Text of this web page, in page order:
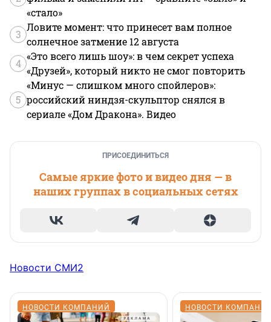
«стало»
3
Ловите момент: что принесет вам полное
солнечное затмение 12 августа
4
«Это всего лишь шоу»: в чем секрет успеха
«Друзей», который никто не смог повторить
5
«Минус — слишком много спойлеров»:
российский ниндзя-скульптор снялся в
сериале «Дом Дракона». Видео
ПРИСОЕДИНИТЬСЯ
Самые яркие фото и видео дня — в
наших группах в социальных сетях
Новости СМИ2
НОВОСТИ КОМПАНИЙ НОВОСТИ